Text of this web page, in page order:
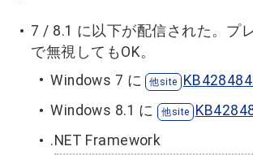
7 / 8.1 に以下が配信された。プ
で無視してもOK。
Windows 7 に
Windows 8.1 に
.NET Framework